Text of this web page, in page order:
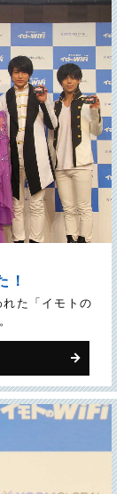
！
れた「イモトの